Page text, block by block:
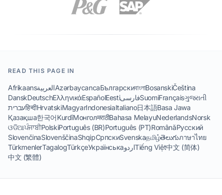
READ THIS PAGE IN
AfrikaansالعربيةAzərbaycancaБългарскиবাংলাBosanskiČeština
DanskDeutschΕλληνικάEspañolEestiفارسیSuomiFrançaisગુજરાતી
עבריתहिन्दीHrvatskiMagyarIndonesiaItaliano日本語Basa Jawa
Қазақша한국어KurdîМонголमराठीBahasa MelayuNederlandsNorsk
ଓଡିଆਪੰਜਾਬੀPolskiPortuguês (BR)Português (PT)RomânăРусский
SlovenčinaSlovenščinaShqipСрпскиSvenskaதமிழ்తెలుగుภาษาไทย
TürkmenlerTagalogTürkçeУкраїнськаاردوTiếng Việt中文 (简体)
中文 (繁體)